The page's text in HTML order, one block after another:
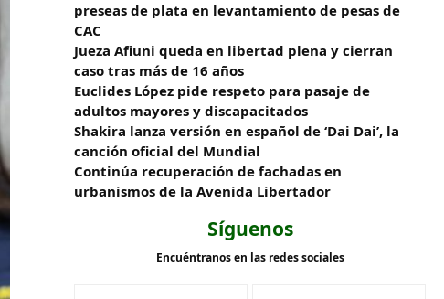
preseas de plata en levantamiento de pesas de
CAC
Jueza Afiuni queda en libertad plena y cierran
caso tras más de 16 años
Euclides López pide respeto para pasaje de
adultos mayores y discapacitados
Shakira lanza versión en español de ‘Dai Dai’, la
canción oficial del Mundial
Continúa recuperación de fachadas en
urbanismos de la Avenida Libertador
Síguenos
Encuéntranos en las redes sociales